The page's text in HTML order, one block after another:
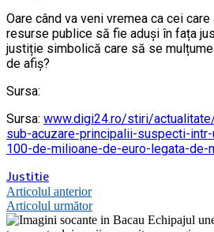
Oare când va veni vremea ca cei
resurse publice să fie aduși în fața
justiție simbolică care să se
de afiș?
Sursa:
Sursa: www.digi24.ro/stiri/
sub-acuzare-principalii-suspecti-
100-de-milioane-de-euro-legata-de-
Justitie
Navigare
în
Articolul anterior
Articolul următor